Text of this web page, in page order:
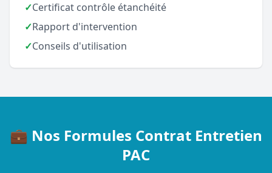
✓Certificat contrôle étanchéité
✓Rapport d'intervention
✓Conseils d'utilisation
💼 Nos Formules Contrat Entretien
PAC